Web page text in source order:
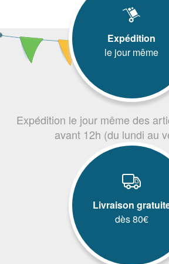
Expédition
le jour même
Expédition le jour même des
avant 12h (du lundi au
Livraison
dès 80€